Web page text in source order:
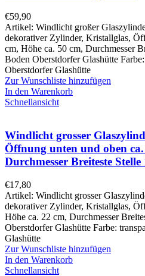
€59,90
Artikel: Windlicht großer
dekorativer Zylinder, Kristallglas,
cm, Höhe ca. 50 cm, Durchmesser
Boden Oberstdorfer Glashütte
Oberstdorfer Glashütte
Zur Wunschliste hinzufügen
In den Warenkorb
Schnellansicht
Windlicht grosser
Öffnung unten und oben
Durchmesser Breiteste
€17,80
Artikel: Windlicht grosser
dekorativer Zylinder, Kristallglas,
Höhe ca. 22 cm, Durchmesser
Oberstdorfer Glashütte Farbe:
Glashütte
Zur Wunschliste hinzufügen
In den Warenkorb
Schnellansicht